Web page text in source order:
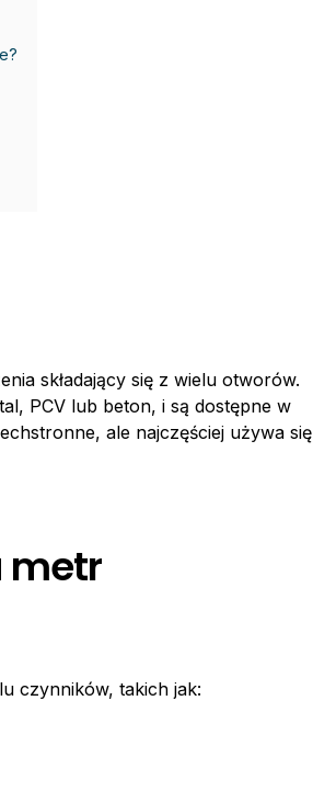
składający się z wielu otworów.
PCV lub beton, i są dostępne w
ale najczęściej używa się
metr
czynników, takich jak: